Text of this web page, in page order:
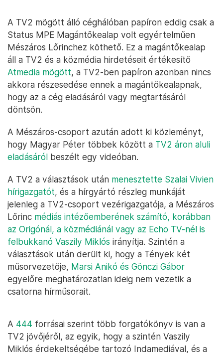
A TV2 mögött álló céghálóban papíron eddig csak a
Status MPE Magántőkealap volt egyértelműen
Mészáros Lőrinchez köthető. Ez a magántőkealap
áll a TV2 és a közmédia hirdetéseit értékesítő
Atmedia mögött, a TV2-ben papíron azonban nincs
akkora részesedése ennek a magántőkealapnak,
hogy az a cég eladásáról vagy megtartásáról
döntsön.
A Mészáros-csoport azután adott ki közleményt,
hogy Magyar Péter többek között a TV2 áron aluli
eladásáról beszélt egy videóban.
A TV2 a választások után menesztette Szalai Vivien
hírigazgatót, és a hírgyártó részleg munkáját
jelenleg a TV2-csoport vezérigazgatója, a Mészáros
Lőrinc médiás intézőemberének számító, korábban
az Origónál, a közmédiánál vagy az Echo TV-nél is
felbukkanó Vaszily Miklós irányítja. Szintén a
választások után derült ki, hogy a Tények két
műsorvezetője, Marsi Anikó és Gönczi Gábor
egyelőre meghatározatlan ideig nem vezetik a
csatorna hírműsorait.
A 444 forrásai szerint több forgatókönyv is van a
TV2 jövőjéről, az egyik, hogy a szintén Vaszily
Miklós érdekeltségébe tartozó Indamediával, és a